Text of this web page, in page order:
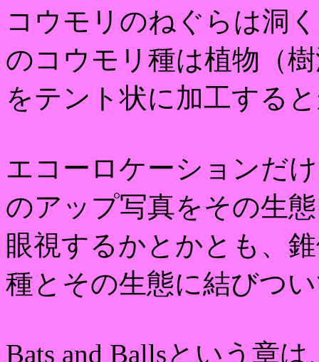
コウモリのねぐらは洞
のコウモリ種は植物（
をテント状に加工する
エコーロケーションだ
のアップ写真をその生
眼視するかとかとも、
種とその生態に結びつ
Bats and Ballsという章